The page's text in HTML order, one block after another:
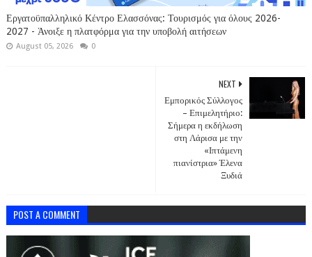
Εργατοϋπαλληλικό Κέντρο Ελασσόνας: Τουρισμός για όλους 2026-
2027 - Άνοιξε η πλατφόρμα για την υποβολή αιτήσεων
August 05, 2026 0
NEXT
Εμπορικός Σύλλογος
– Επιμελητήριο:
Σήμερα η εκδήλωση
στη Λάρισα με την
«Ιπτάμενη
πιανίστρια» Έλενα
Ξυδιά
POST A COMMENT